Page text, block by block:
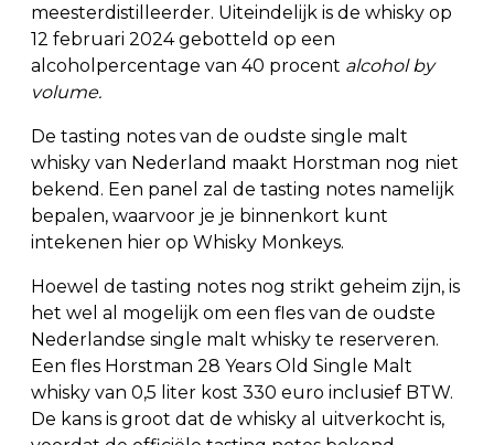
meesterdistilleerder. Uiteindelijk is de whisky op
12 februari 2024 gebotteld op een
alcoholpercentage van 40 procent alcohol by
volume.
De tasting notes van de oudste single malt
whisky van Nederland maakt Horstman nog niet
bekend. Een panel zal de tasting notes namelijk
bepalen, waarvoor je je binnenkort kunt
intekenen hier op Whisky Monkeys.
Hoewel de tasting notes nog strikt geheim zijn, is
het wel al mogelijk om een fles van de oudste
Nederlandse single malt whisky te reserveren.
Een fles Horstman 28 Years Old Single Malt
whisky van 0,5 liter kost 330 euro inclusief BTW.
De kans is groot dat de whisky al uitverkocht is,